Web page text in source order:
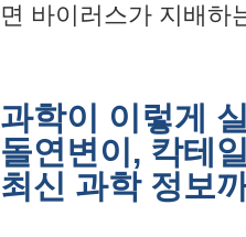
면 바이러스가 지배하
과학이 이렇게
돌연변이, 칵테
최신 과학 정보